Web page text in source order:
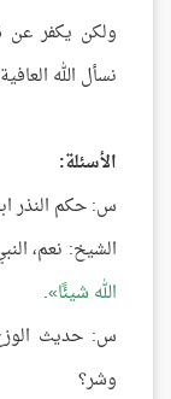
ولكن يكفر عن
نسأل الله
الأسئلة:
س: حكم النذر
الشيخ: نعم،
الله شيئًا .
س: حديث
وشر؟